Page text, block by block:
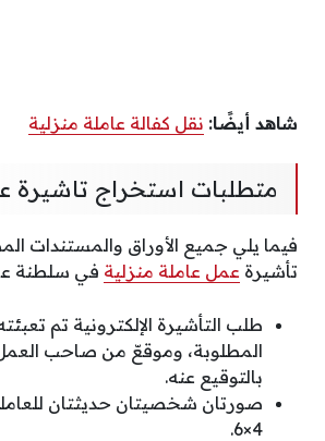
شاهد أيضًا: نقل كفالة عاملة منزلية
متطلبات استخراج تاشيرة
فيما يلي جميع الأوراق والمستندات
تأشيرة عمل عاملة منزلية في سلطنة
طلب التأشيرة الإلكترونية تم
المطلوبة، وموقعّ من صاحب
بالتوقيع عنه.
صورتان شخصيتان حديثتان
4×6.